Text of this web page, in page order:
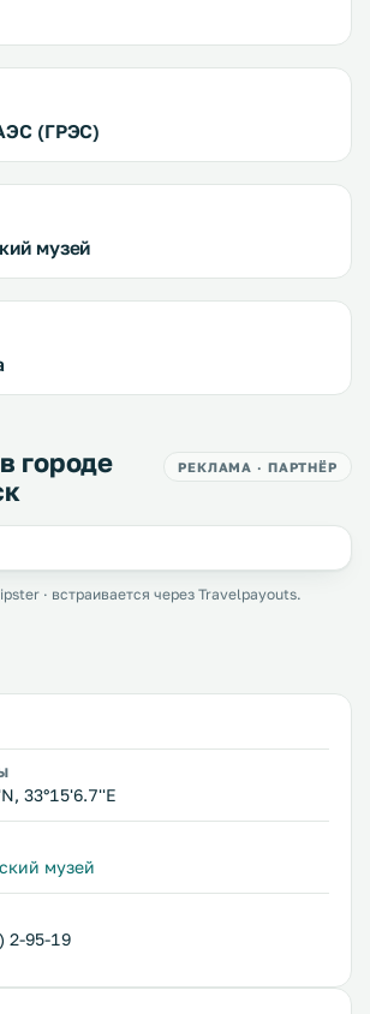
(ГРЭС)
музей
городе
РЕКЛАМА · ПАРТНЁР
· встраивается через Travelpayouts.
33°15'6.7''E
музей
2-95-19